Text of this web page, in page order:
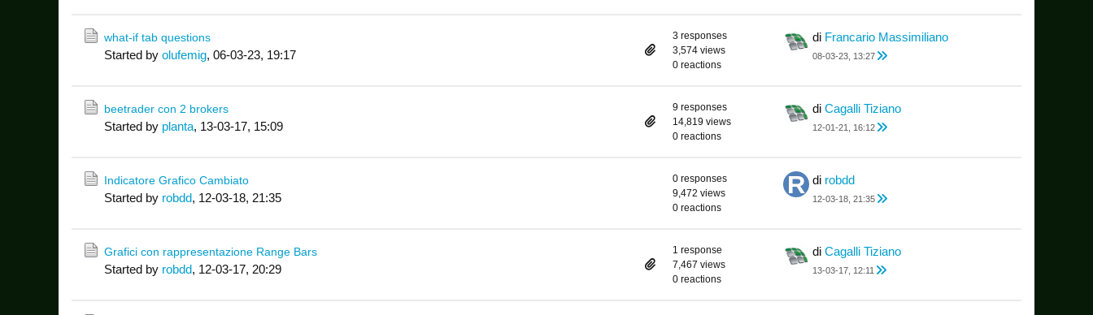
what-if tab questions
Started by olufemig, 06-03-23, 19:17
3 responses
3,574 views
0 reactions
di Francario Massimiliano
08-03-23, 13:27
beetrader con 2 brokers
Started by planta, 13-03-17, 15:09
9 responses
14,819 views
0 reactions
di Cagalli Tiziano
12-01-21, 16:12
Indicatore Grafico Cambiato
Started by robdd, 12-03-18, 21:35
0 responses
9,472 views
0 reactions
di robdd
12-03-18, 21:35
Grafici con rappresentazione Range Bars
Started by robdd, 12-03-17, 20:29
1 response
7,467 views
0 reactions
di Cagalli Tiziano
13-03-17, 12:11